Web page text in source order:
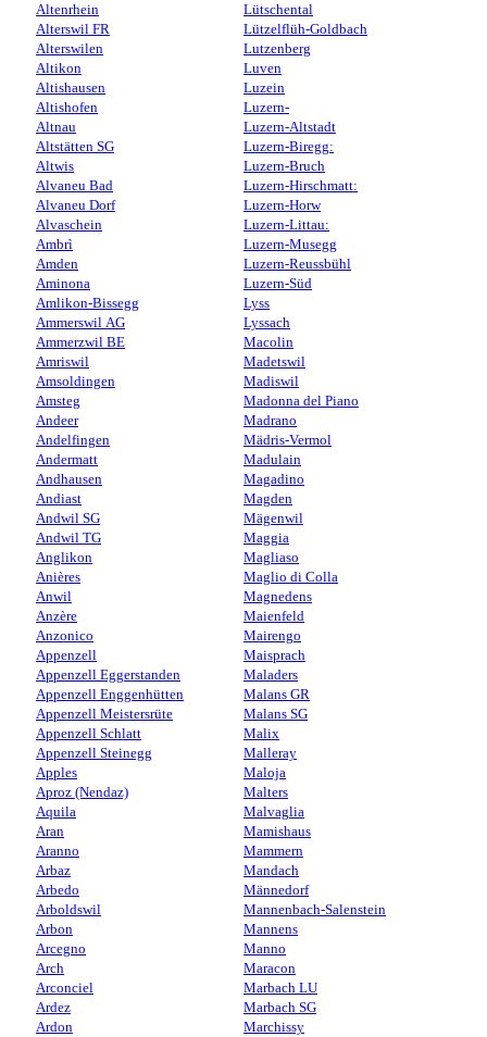
Altenrhein
Alterswil FR
Alterswilen
Altikon
Altishausen
Altishofen
Altnau
Altstätten SG
Altwis
Alvaneu Bad
Alvaneu Dorf
Alvaschein
Ambrì
Amden
Aminona
Amlikon-Bissegg
Ammerswil AG
Ammerzwil BE
Amriswil
Amsoldingen
Amsteg
Andeer
Andelfingen
Andermatt
Andhausen
Andiast
Andwil SG
Andwil TG
Anglikon
Anières
Anwil
Anzère
Anzonico
Appenzell
Appenzell Eggerstanden
Appenzell Enggenhütten
Appenzell Meistersrüte
Appenzell Schlatt
Appenzell Steinegg
Apples
Aproz (Nendaz)
Aquila
Aran
Aranno
Arbaz
Arbedo
Arboldswil
Arbon
Arcegno
Arch
Arconciel
Ardez
Ardon
Lütschental
Lützelflüh-Goldbach
Lutzenberg
Luven
Luzein
Luzern-
Luzern-Altstadt
Luzern-Biregg:
Luzern-Bruch
Luzern-Hirschmatt:
Luzern-Horw
Luzern-Littau:
Luzern-Musegg
Luzern-Reussbühl
Luzern-Süd
Lyss
Lyssach
Macolin
Madetswil
Madiswil
Madonna del Piano
Madrano
Mädris-Vermol
Madulain
Magadino
Magden
Mägenwil
Maggia
Magliaso
Maglio di Colla
Magnedens
Maienfeld
Mairengo
Maisprach
Maladers
Malans GR
Malans SG
Malix
Malleray
Maloja
Malters
Malvaglia
Mamishaus
Mammern
Mandach
Männedorf
Mannenbach-Salenstein
Mannens
Manno
Maracon
Marbach LU
Marbach SG
Marchissy